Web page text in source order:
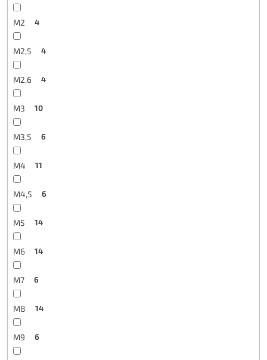
M2 4
M2,5 4
M2,6 4
M3 10
M3,5 6
M4 11
M4,5 6
M5 14
M6 14
M7 6
M8 14
M9 6